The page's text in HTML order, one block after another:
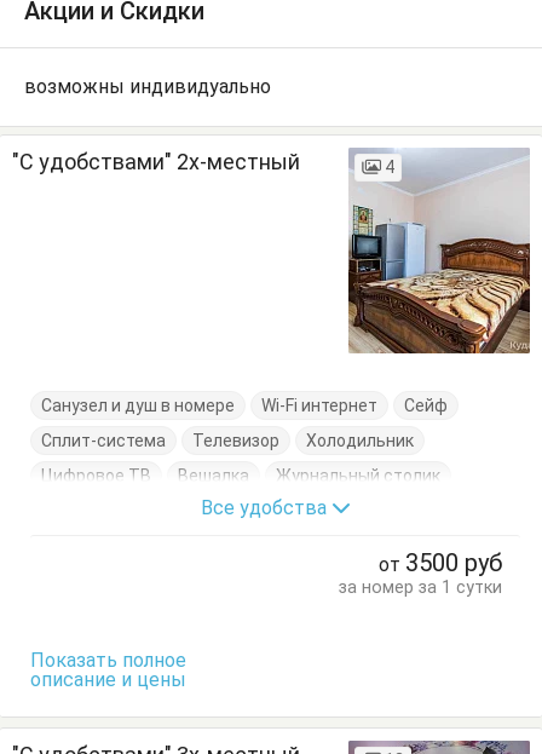
Акции и Скидки
возможны индивидуально
"С удобствами" 2х-местный 4
Санузел и душ в номере Wi-Fi интернет
Сейф
Сплит-система
Телевизор
Холодильник
Цифровое ТВ
Вешалка
Журнальный столик
Кровать двуспальная
Стулья Тумбочки
Все удобства
от 3500 руб
за номер за 1 сутки
Показать полное
описание и цены